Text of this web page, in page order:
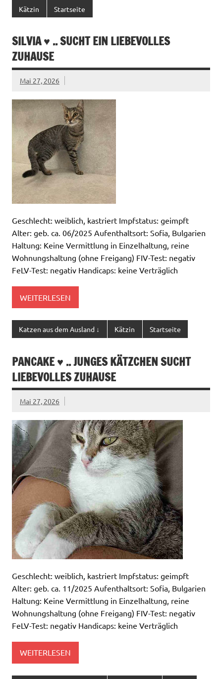
Kätzin Startseite
SILVIA ♥ .. SUCHT EIN LIEBEVOLLES
ZUHAUSE
Mai 27, 2026
Geschlecht: weiblich, kastriert Impfstatus: geimpft
Alter: geb. ca. 06/2025 Aufenthaltsort: Sofia, Bulgarien
Haltung: Keine Vermittlung in Einzelhaltung, reine
Wohnungshaltung (ohne Freigang) FIV-Test: negativ
FeLV-Test: negativ Handicaps: keine Verträglich
WEITERLESEN
Katzen aus dem Ausland ↓ Kätzin Startseite
PANCAKE ♥ .. JUNGES KÄTZCHEN SUCHT
LIEBEVOLLES ZUHAUSE
Mai 27, 2026
Geschlecht: weiblich, kastriert Impfstatus: geimpft
Alter: geb. ca. 11/2025 Aufenthaltsort: Sofia, Bulgarien
Haltung: Keine Vermittlung in Einzelhaltung, reine
Wohnungshaltung (ohne Freigang) FIV-Test: negativ
FeLV-Test: negativ Handicaps: keine Verträglich
WEITERLESEN